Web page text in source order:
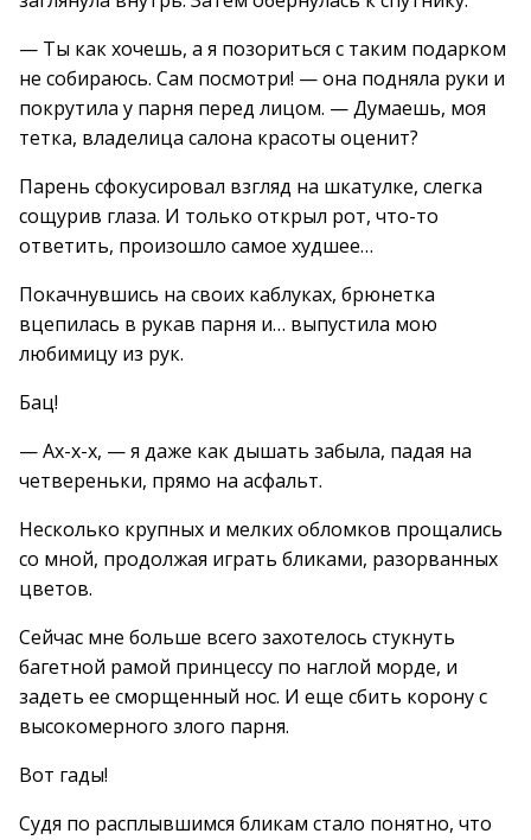
— Ты как хочешь, а я позориться с таким подарком
не собираюсь. Сам посмотри! — она подняла руки и
покрутила у парня перед лицом. — Думаешь, моя
тетка, владелица салона красоты оценит?
Парень сфокусировал взгляд на шкатулке, слегка
сощурив глаза. И только открыл рот, что-то
ответить, произошло самое худшее…
Покачнувшись на своих каблуках, брюнетка
вцепилась в рукав парня и… выпустила мою
любимицу из рук.
Бац!
— Ах-х-х, — я даже как дышать забыла, падая на
четвереньки, прямо на асфальт.
Несколько крупных и мелких обломков прощались
со мной, продолжая играть бликами, разорванных
цветов.
Сейчас мне больше всего захотелось стукнуть
багетной рамой принцессу по наглой морде, и
задеть ее сморщенный нос. И еще сбить корону с
высокомерного злого парня.
Вот гады!
Судя по расплывшимся бликам стало понятно, что